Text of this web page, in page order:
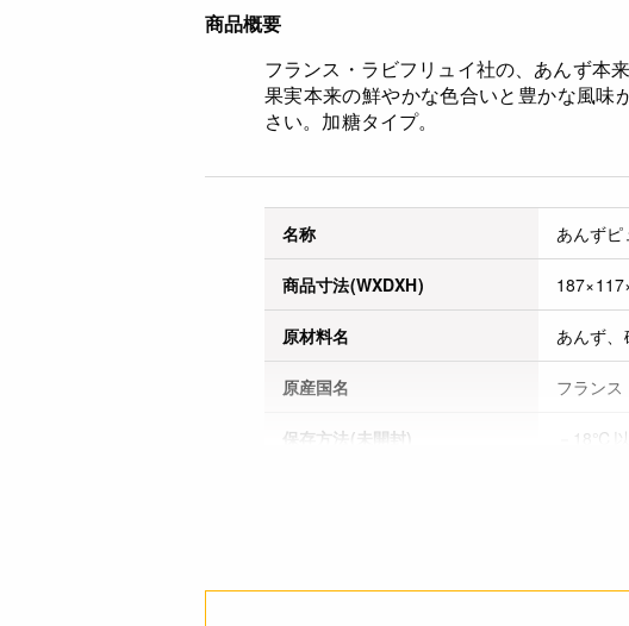
商品概要
フランス・ラビフリュイ社の、あんず本
果実本来の鮮やかな色合いと豊かな風味
さい。加糖タイプ。
名称 あんずピ
商品寸法(WXDXH)
原材料名 あんず
原産国名 フランス
保存方法(未開封) －18℃
アレルギー なし(特